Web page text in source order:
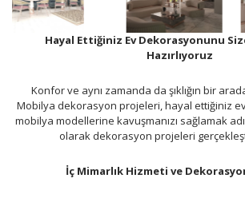
Hayal Ettiğiniz Ev Dekorasyonunu
Hazırlıyoruz
Konfor ve aynı zamanda da şıklığın bir
Mobilya dekorasyon projeleri, hayal ettiğiniz
mobilya modellerine kavuşmanızı sağlamak
olarak dekorasyon projeleri
İç Mimarlık Hizmeti ve